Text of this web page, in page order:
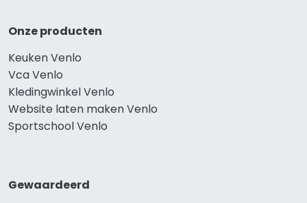
Onze producten
Keuken Venlo
Vca Venlo
Kledingwinkel Venlo
Website laten maken Venlo
Sportschool Venlo
Gewaardeerd